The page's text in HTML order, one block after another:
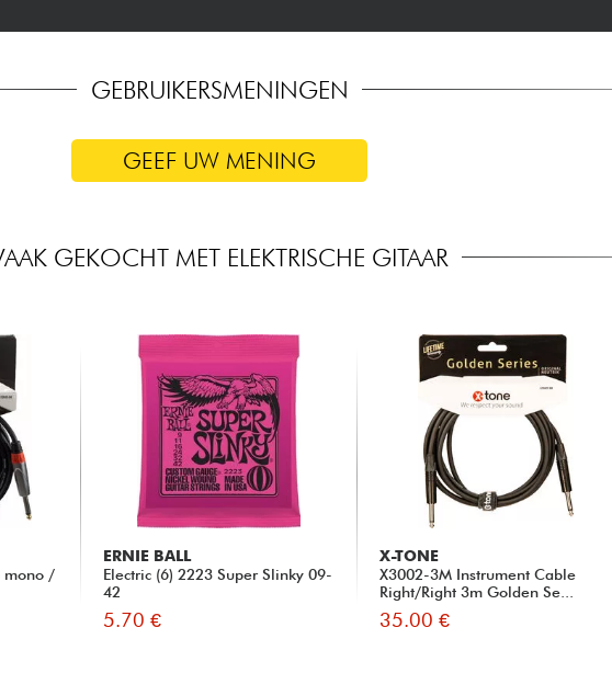
GEBRUIKERSMENINGEN
GEEF UW MENING
GEKOCHT MET ELEKTRISCHE GITAAR
mono /
ERNIE BALL
Electric (6) 2223 Super Slinky 09-
42
5.70 €
X-TONE
X3002-3M Instrument Cable
Right/Right 3m Golden Se...
35.00 €